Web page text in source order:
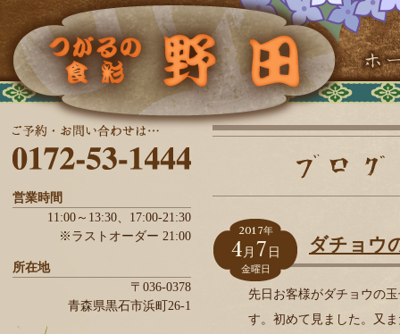
営業時間
11:00～13:30、 17:00-21:30
※ラストオーダー 21:00
所在地
〒036-0378
青森県黒石市浜町26-1
2017年
4 月 7 日
金曜日
ダチョウ
先日お客様がダチョウの
す。初めて見ました。又